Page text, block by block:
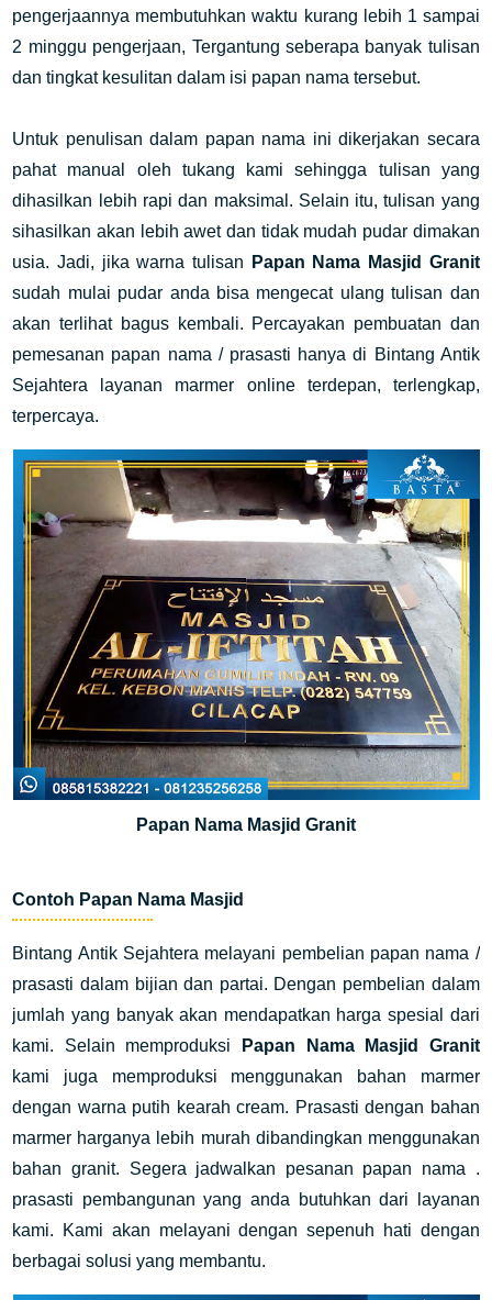
pengerjaannya membutuhkan waktu kurang lebih 1 sampai
2 minggu pengerjaan, Tergantung seberapa banyak tulisan
dan tingkat kesulitan dalam isi papan nama tersebut.
Untuk penulisan dalam papan nama ini dikerjakan secara
pahat manual oleh tukang kami sehingga tulisan yang
dihasilkan lebih rapi dan maksimal. Selain itu, tulisan yang
sihasilkan akan lebih awet dan tidak mudah pudar dimakan
usia. Jadi, jika warna tulisan
Papan Nama Masjid Granit
sudah mulai pudar anda bisa mengecat ulang tulisan dan
akan terlihat bagus kembali. Percayakan pembuatan dan
pemesanan papan nama / prasasti hanya di Bintang Antik
Sejahtera layanan marmer online terdepan, terlengkap,
terpercaya.
Papan Nama Masjid Granit
Contoh Papan Nama Masjid
Bintang Antik Sejahtera melayani pembelian papan nama /
prasasti dalam bijian dan partai. Dengan pembelian dalam
jumlah yang banyak akan mendapatkan harga spesial dari
kami. Selain memproduksi
Papan Nama Masjid Granit
kami juga memproduksi menggunakan bahan marmer
dengan warna putih kearah cream. Prasasti dengan bahan
marmer harganya lebih murah dibandingkan menggunakan
bahan granit. Segera jadwalkan pesanan papan nama .
prasasti pembangunan yang anda butuhkan dari layanan
kami. Kami akan melayani dengan sepenuh hati dengan
berbagai solusi yang membantu.